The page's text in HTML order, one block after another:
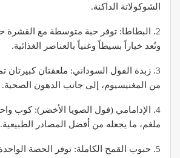
الشوكولاتة الداكنة.
وتُعد خياراً بسيطاً وغنياً بالعناصر الغذائية.
من المغنيسيوم، إلى جانب الدهون الصحية.
ملغم، ما يجعله من أفضل المصادر الطبيعية.